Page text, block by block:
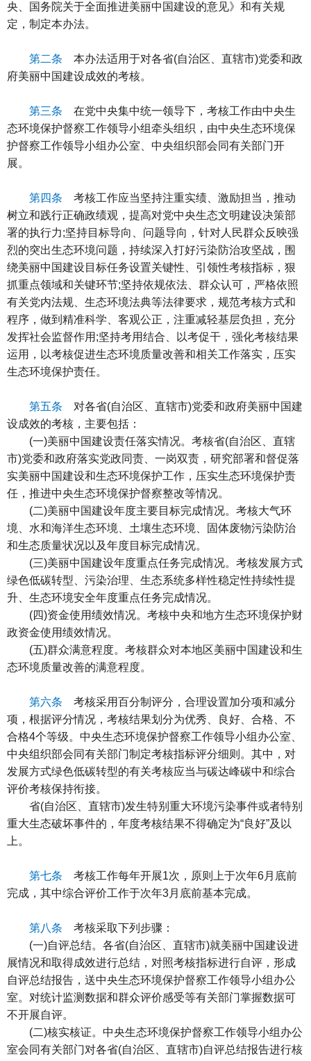
央、国务院关于全面推进美丽中国建设的意见》和有关规
定，制定本办法。
第二条 本办法适用于对各省(自治区、直辖市)党委和政
府美丽中国建设成效的考核。
第三条 在党中央集中统一领导下，考核工作由中央生
态环境保护督察工作领导小组牵头组织，由中央生态环境保
护督察工作领导小组办公室、中央组织部会同有关部门开
展。
第四条 考核工作应当坚持注重实绩、激励担当，推动
树立和践行正确政绩观，提高对党中央生态文明建设决策部
署的执行力;坚持目标导向、问题导向，针对人民群众反映强
烈的突出生态环境问题，持续深入打好污染防治攻坚战，围
绕美丽中国建设目标任务设置关键性、引领性考核指标，狠
抓重点领域和关键环节;坚持依规依法、群众认可，严格依照
有关党内法规、生态环境法典等法律要求，规范考核方式和
程序，做到精准科学、客观公正，注重减轻基层负担，充分
发挥社会监督作用;坚持考用结合、以考促干，强化考核结果
运用，以考核促进生态环境质量改善和相关工作落实，压实
生态环境保护责任。
第五条 对各省(自治区、直辖市)党委和政府美丽中国建
设成效的考核，主要包括：
(一)美丽中国建设责任落实情况。考核省(自治区、直辖
市)党委和政府落实党政同责、一岗双责，研究部署和督促落
实美丽中国建设和生态环境保护工作，压实生态环境保护责
任，推进中央生态环境保护督察整改等情况。
(二)美丽中国建设年度主要目标完成情况。考核大气环
境、水和海洋生态环境、土壤生态环境、固体废物污染防治
和生态质量状况以及年度目标完成情况。
(三)美丽中国建设年度重点任务完成情况。考核发展方式
绿色低碳转型、污染治理、生态系统多样性稳定性持续性提
升、生态环境安全年度重点任务完成情况。
(四)资金使用绩效情况。考核中央和地方生态环境保护财
政资金使用绩效情况。
(五)群众满意程度。考核群众对本地区美丽中国建设和生
态环境质量改善的满意程度。
第六条 考核采用百分制评分，合理设置加分项和减分
项，根据评分情况，考核结果划分为优秀、良好、合格、不
合格4个等级。中央生态环境保护督察工作领导小组办公室、
中央组织部会同有关部门制定考核指标评分细则。其中，对
发展方式绿色低碳转型的有关考核应当与碳达峰碳中和综合
评价考核保持衔接。
省(自治区、直辖市)发生特别重大环境污染事件或者特别
重大生态破坏事件的，年度考核结果不得确定为“良好”及以
上。
第七条 考核工作每年开展1次，原则上于次年6月底前
完成，其中综合评价工作于次年3月底前基本完成。
第八条 考核采取下列步骤：
(一)自评总结。各省(自治区、直辖市)就美丽中国建设进
展情况和取得成效进行总结，对照考核指标进行自评，形成
自评总结报告，送中央生态环境保护督察工作领导小组办公
室。对统计监测数据和群众评价感受等有关部门掌握数据可
不开展自评。
(二)核实核证。中央生态环境保护督察工作领导小组办公
室会同有关部门对各省(自治区、直辖市)自评总结报告进行核